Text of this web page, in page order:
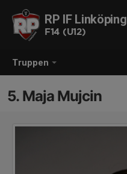
Truppen
RP IF Linköping
F14 (U12)
5. Maja Mujcin